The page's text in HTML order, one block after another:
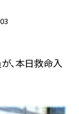
、本日救命入